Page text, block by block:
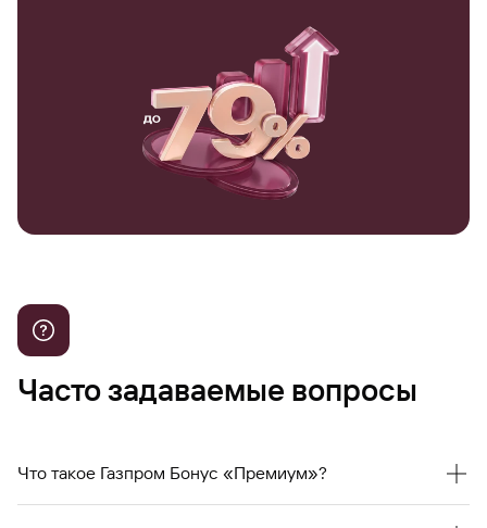
Часто задаваемые вопросы
Что такое Газпром Бонус «Премиум»?